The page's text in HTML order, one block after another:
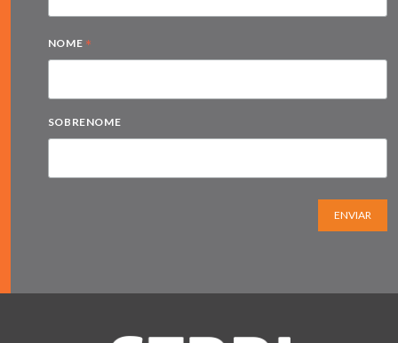
NOME *
SOBRENOME
ENVIAR